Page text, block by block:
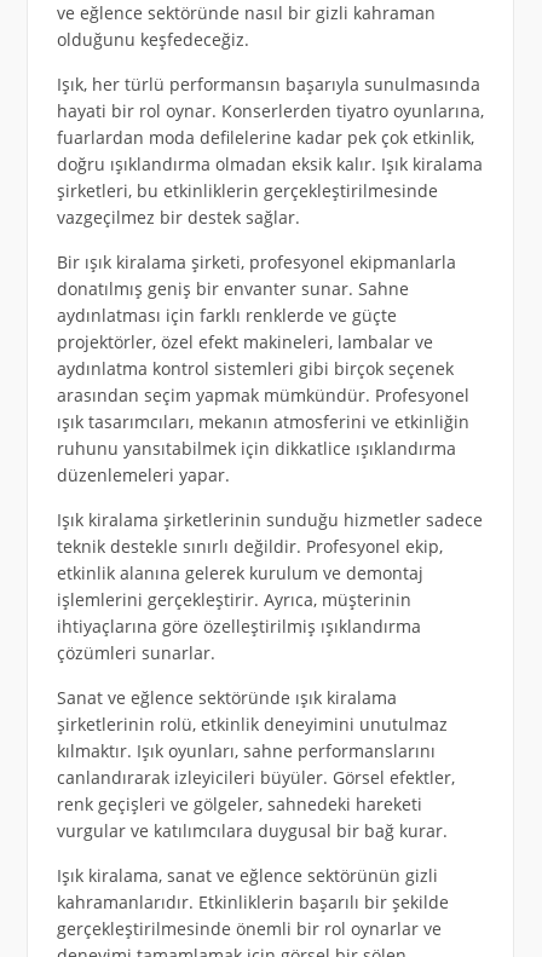
ve eğlence sektöründe nasıl bir gizli kahraman
olduğunu keşfedeceğiz.
Işık, her türlü performansın başarıyla sunulmasında
hayati bir rol oynar. Konserlerden tiyatro oyunlarına,
fuarlardan moda defilelerine kadar pek çok etkinlik,
doğru ışıklandırma olmadan eksik kalır. Işık kiralama
şirketleri, bu etkinliklerin gerçekleştirilmesinde
vazgeçilmez bir destek sağlar.
Bir ışık kiralama şirketi, profesyonel ekipmanlarla
donatılmış geniş bir envanter sunar. Sahne
aydınlatması için farklı renklerde ve güçte
projektörler, özel efekt makineleri, lambalar ve
aydınlatma kontrol sistemleri gibi birçok seçenek
arasından seçim yapmak mümkündür. Profesyonel
ışık tasarımcıları, mekanın atmosferini ve etkinliğin
ruhunu yansıtabilmek için dikkatlice ışıklandırma
düzenlemeleri yapar.
Işık kiralama şirketlerinin sunduğu hizmetler sadece
teknik destekle sınırlı değildir. Profesyonel ekip,
etkinlik alanına gelerek kurulum ve demontaj
işlemlerini gerçekleştirir. Ayrıca, müşterinin
ihtiyaçlarına göre özelleştirilmiş ışıklandırma
çözümleri sunarlar.
Sanat ve eğlence sektöründe ışık kiralama
şirketlerinin rolü, etkinlik deneyimini unutulmaz
kılmaktır. Işık oyunları, sahne performanslarını
canlandırarak izleyicileri büyüler. Görsel efektler,
renk geçişleri ve gölgeler, sahnedeki hareketi
vurgular ve katılımcılara duygusal bir bağ kurar.
Işık kiralama, sanat ve eğlence sektörünün gizli
kahramanlarıdır. Etkinliklerin başarılı bir şekilde
gerçekleştirilmesinde önemli bir rol oynarlar ve